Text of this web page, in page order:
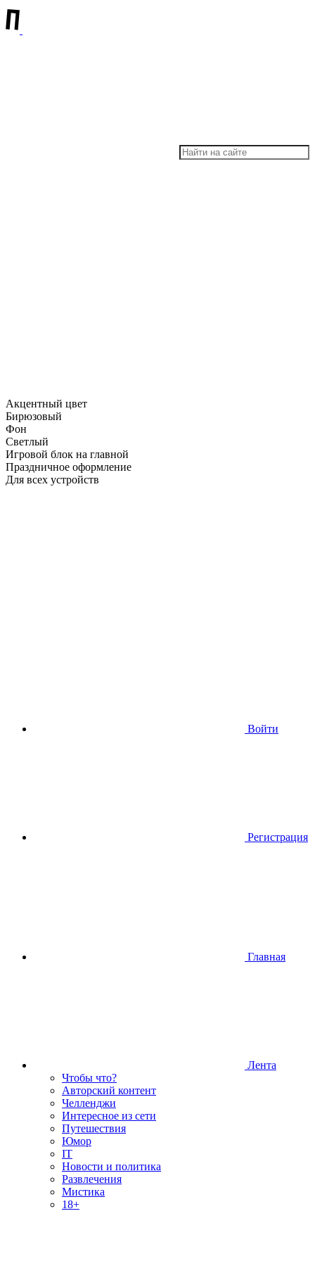
Акцентный цвет
Бирюзовый
Фон
Светлый
Игровой блок на главной
Праздничное оформление
Для всех устройств
Войти
Регистрация
Главная
Лента
Чтобы что?
Авторский контент
Челленджи
Интересное из сети
Путешествия
Юмор
IT
Новости и политика
Развлечения
Мистика
18+